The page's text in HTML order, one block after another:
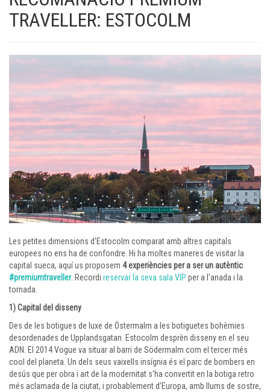
TRAVELLER: ESTOCOLM
Les petites dimensions d'Estocolm comparat amb altres capitals
europees no ens ha de confondre. Hi ha moltes maneres de visitar la
capital sueca, aquí us proposem 4 experiències per a ser un autèntic
#premiumtraveller. Recordi reservar la seva sala VIP per a l'anada i la
tornada.
1) Capital del disseny
Des de les botigues de luxe de Östermalm a les botiguetes bohèmies
desordenades de Upplandsgatan. Estocolm desprèn disseny en el seu
ADN. El 2014 Vogue va situar al barri de Södermalm com el tercer més
cool del planeta. Un dels seus vaixells insígnia és el parc de bombers en
desús que per obra i art de la modernitat s'ha convertit en la botiga retro
més aclamada de la ciutat, i probablement d’Europa, amb llums de sostre,